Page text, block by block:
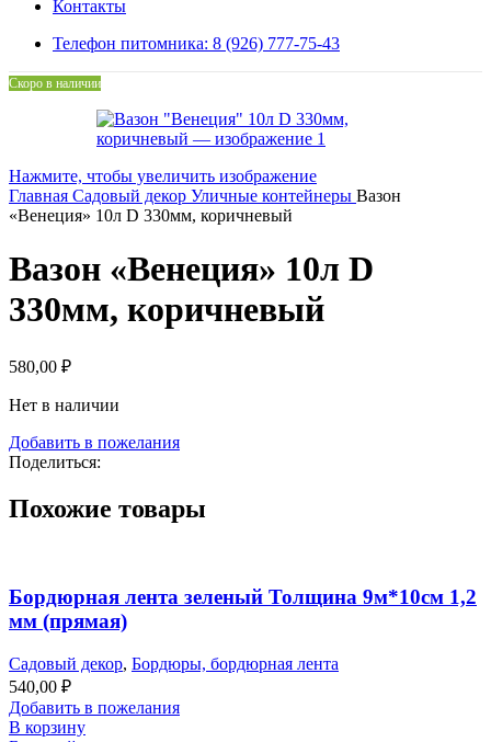
Контакты
Телефон питомника: 8 (926) 777-75-43
Скоро в наличии
Нажмите, чтобы увеличить изображение
Главная Садовый декор Уличные контейнеры Вазон
«Венеция» 10л D 330мм, коричневый
Вазон «Венеция» 10л D
330мм, коричневый
580,00 ₽
Нет в наличии
Добавить в пожелания
Поделиться:
Похожие товары
Бордюрная лента зеленый Толщина 9м*10см 1,2
мм (прямая)
Садовый декор, Бордюры, бордюрная лента
540,00 ₽
Добавить в пожелания
В корзину